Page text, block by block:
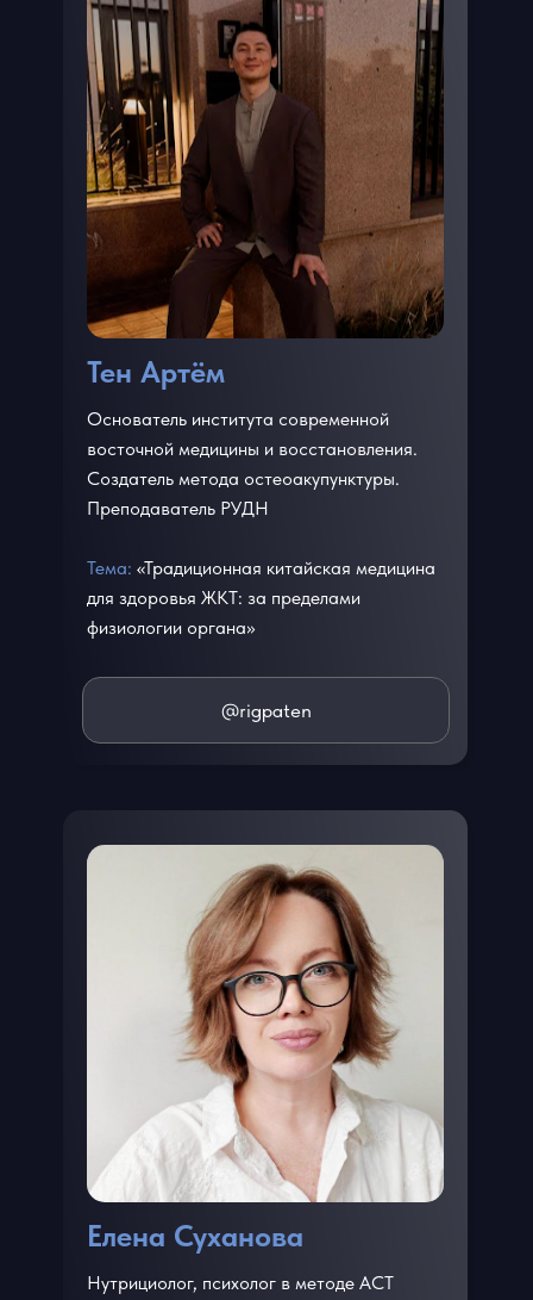
Нутрициолог, психолог в методе АСТ
Елена Суханова
@rigpaten
Основатель института современной
восточной медицины и восстановления.
Создатель метода остеоакупунктуры.
Преподаватель РУДН
Тема: «Традиционная китайская медицина
для здоровья ЖКТ: за пределами
физиологии органа»
Тен Артём